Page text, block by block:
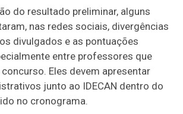
do resultado preliminar, alguns
nas redes sociais, divergências
divulgados e as pontuações
entre professores que
Eles devem apresentar
junto ao IDECAN dentro do
no cronograma.